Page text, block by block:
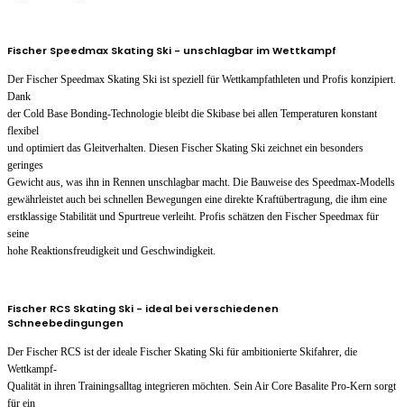
Fischer Speedmax Skating Ski - unschlagbar im Wettkampf
Der Fischer Speedmax Skating Ski ist speziell für Wettkampfathleten und Profis konzipiert.
Dank
der Cold Base Bonding-Technologie bleibt die Skibase bei allen Temperaturen konstant
flexibel
und optimiert das Gleitverhalten. Diesen Fischer Skating Ski zeichnet ein besonders
geringes
Gewicht aus, was ihn in Rennen unschlagbar macht. Die Bauweise des Speedmax-Modells
gewährleistet auch bei schnellen Bewegungen eine direkte Kraftübertragung, die ihm eine
erstklassige Stabilität und Spurtreue verleiht. Profis schätzen den Fischer Speedmax für
seine
hohe Reaktionsfreudigkeit und Geschwindigkeit.
Fischer RCS Skating Ski - ideal bei verschiedenen
Schneebedingungen
Der Fischer RCS ist der ideale Fischer Skating Ski für ambitionierte Skifahrer, die
Wettkampf-
Qualität in ihren Trainingsalltag integrieren möchten. Sein Air Core Basalite Pro-Kern sorgt
für ein